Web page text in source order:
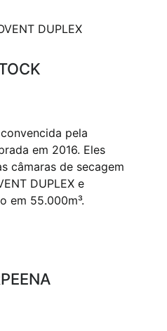
pela
em 2016. Eles
câmaras de secagem
DUPLEX e
em 55.000m³.